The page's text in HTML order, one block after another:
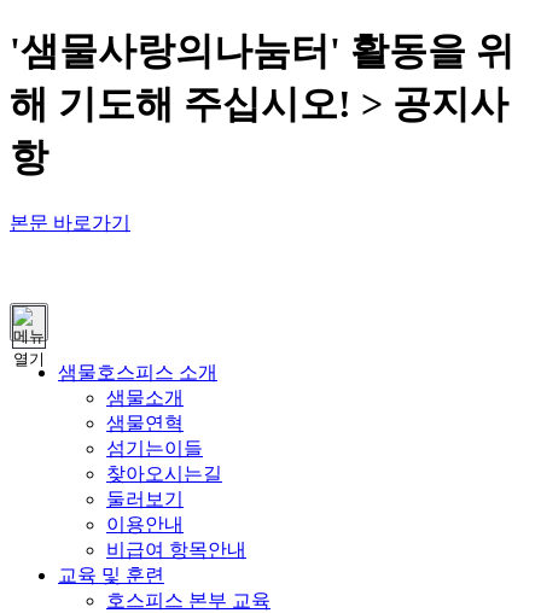
'샘물사랑의나눔터' 활동을 위
해 기도해 주십시오! > 공지사
항
본문 바로가기
열기
샘물호스피스 소개
샘물소개
샘물연혁
섬기는이들
찾아오시는길
둘러보기
이용안내
비급여 항목안내
교육 및 훈련
호스피스 본부 교육